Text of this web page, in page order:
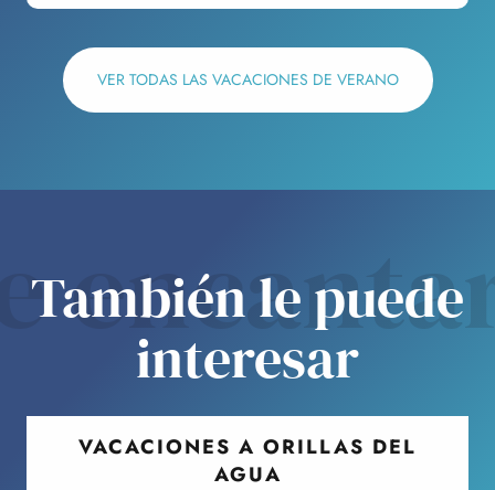
VER TODAS LAS VACACIONES DE VERANO
También le puede
interesar
VACACIONES A ORILLAS DEL
AGUA